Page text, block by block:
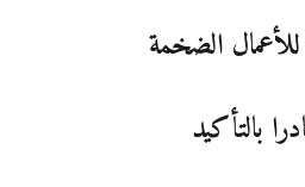
الضخمة
بالتأكيد